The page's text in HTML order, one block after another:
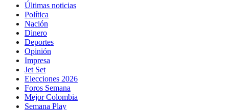
Últimas noticias
Política
Nación
Dinero
Deportes
Opinión
Impresa
Jet Set
Elecciones 2026
Foros Semana
Mejor Colombia
Semana Play